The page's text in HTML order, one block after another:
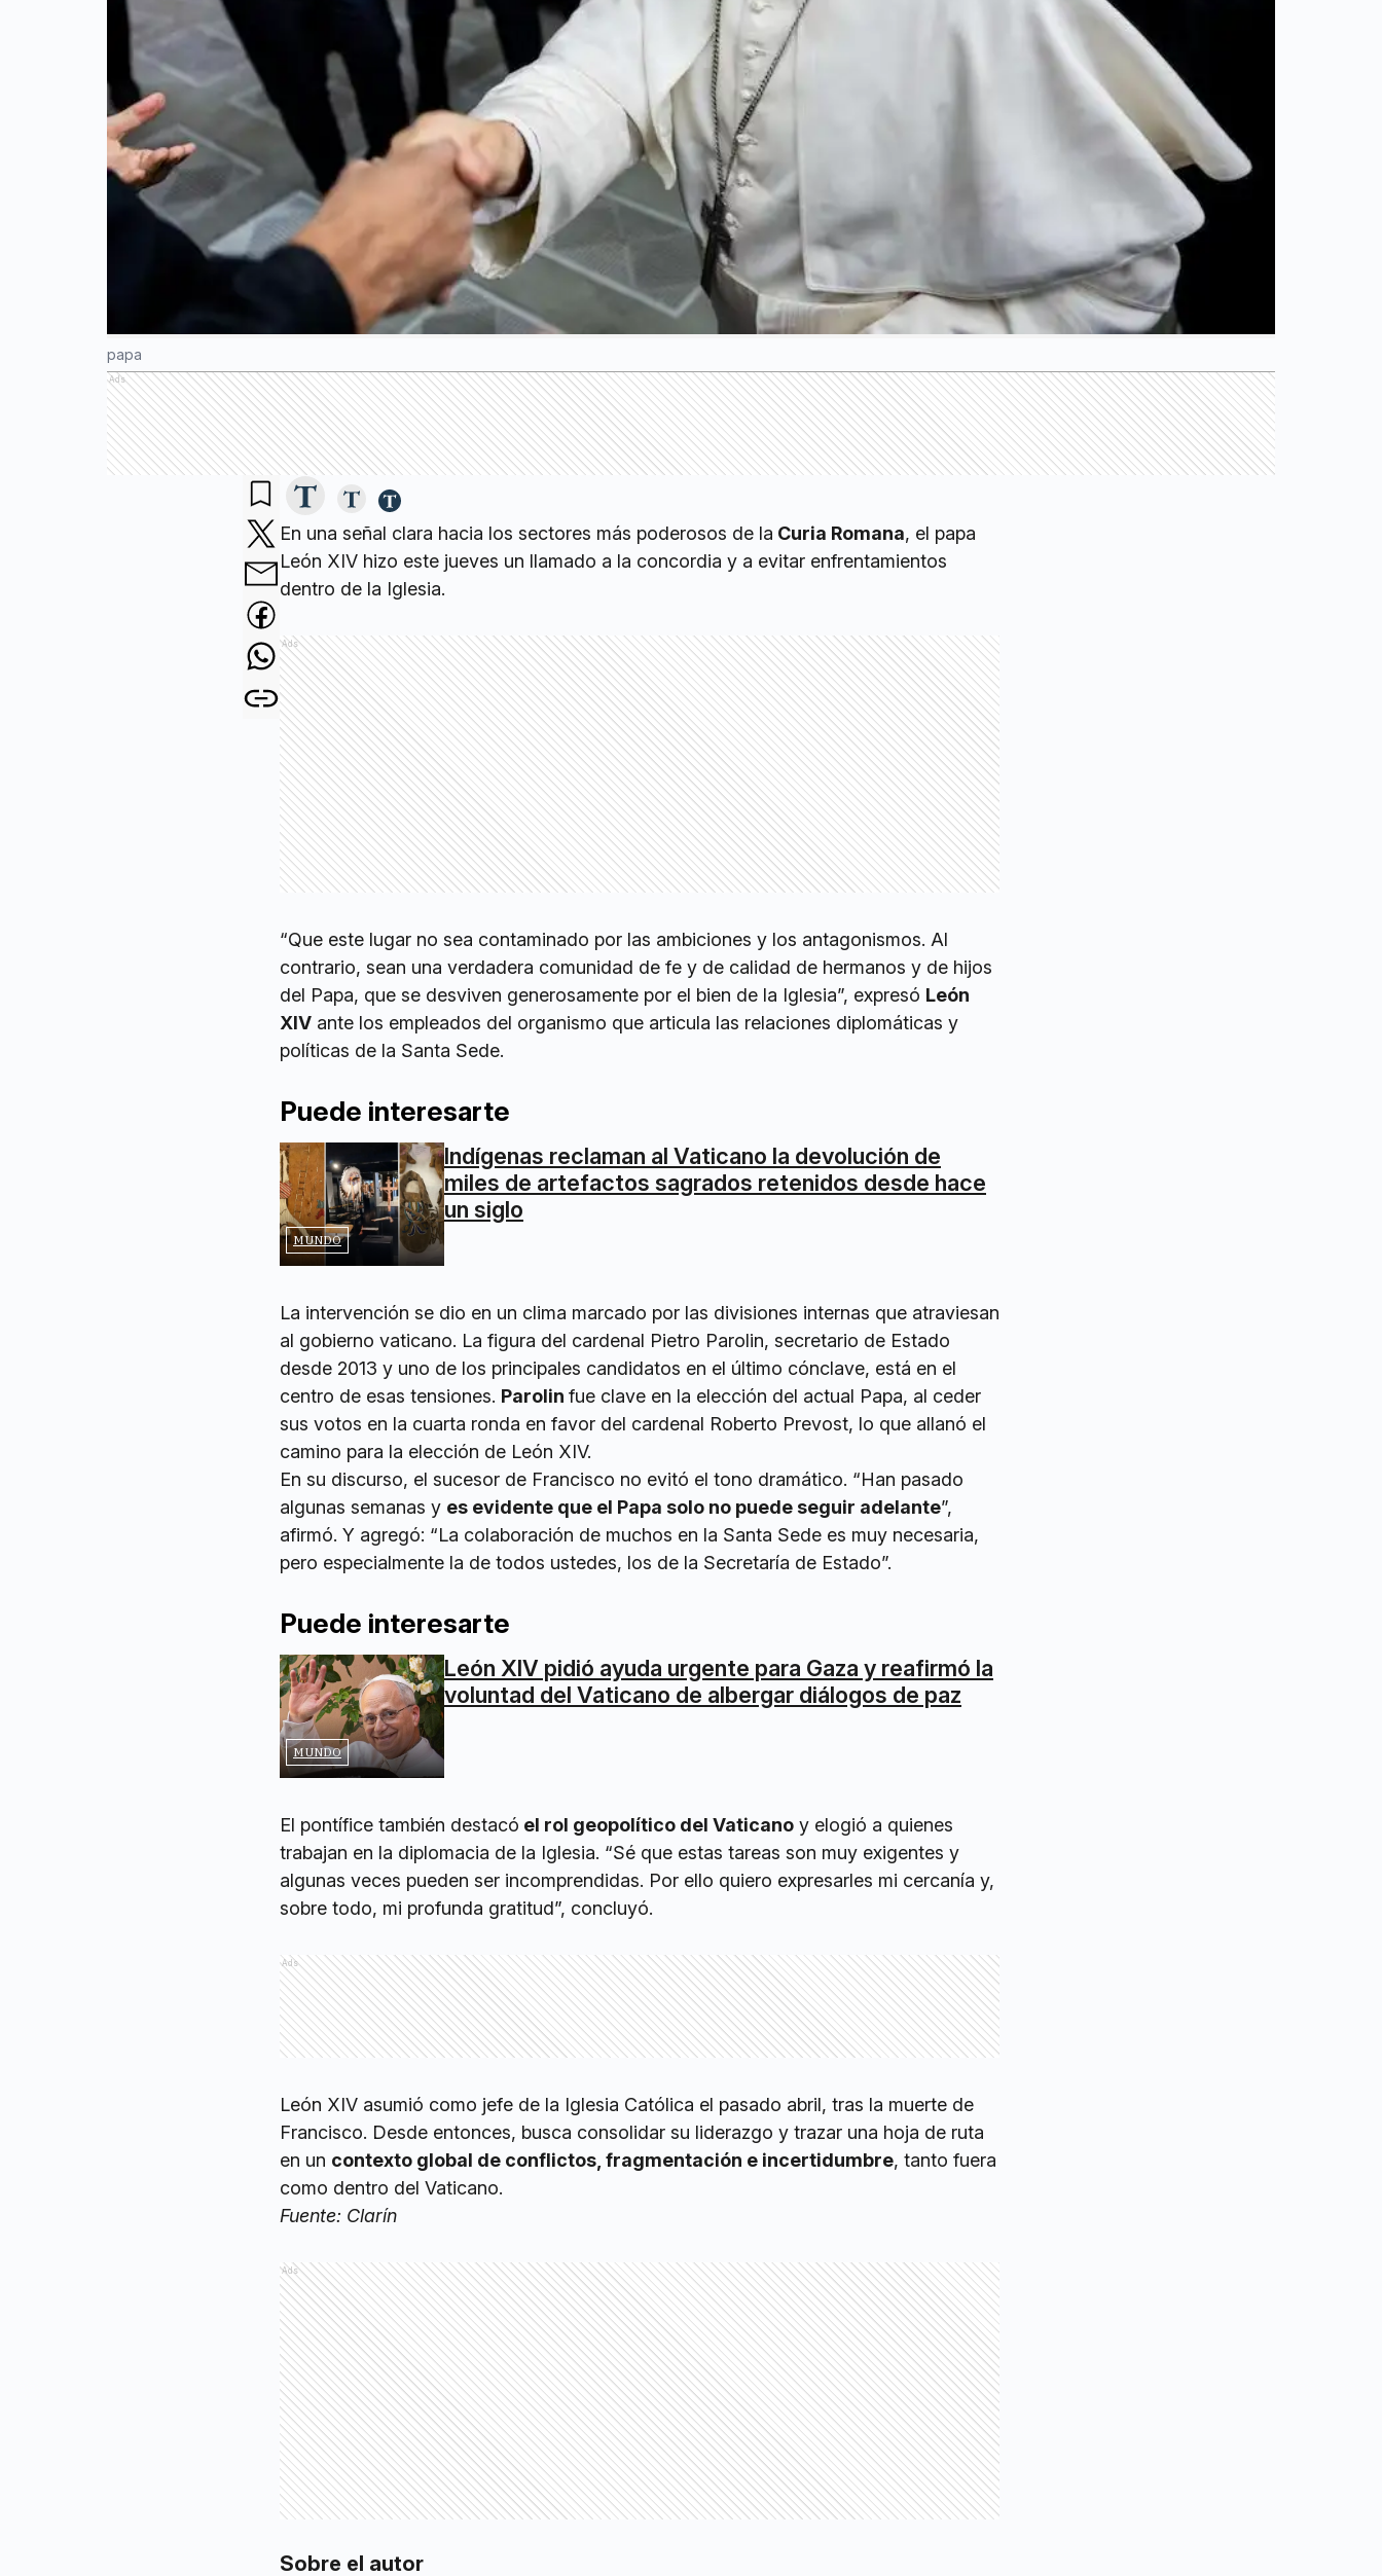
papa
Ads
En una señal clara hacia los sectores más poderosos de la Curia Romana, el papa
León XIV hizo este jueves un llamado a la concordia y a evitar enfrentamientos
dentro de la Iglesia.
Ads
“Que este lugar no sea contaminado por las ambiciones y los antagonismos. Al
contrario, sean una verdadera comunidad de fe y de calidad de hermanos y de hijos
del Papa, que se desviven generosamente por el bien de la Iglesia”, expresó León
XIV ante los empleados del organismo que articula las relaciones diplomáticas y
políticas de la Santa Sede.
Puede interesarte
MUNDO
Indígenas reclaman al Vaticano la devolución de
miles de artefactos sagrados retenidos desde hace
un siglo
La intervención se dio en un clima marcado por las divisiones internas que atraviesan
al gobierno vaticano. La figura del cardenal Pietro Parolin, secretario de Estado
desde 2013 y uno de los principales candidatos en el último cónclave, está en el
centro de esas tensiones. Parolin fue clave en la elección del actual Papa, al ceder
sus votos en la cuarta ronda en favor del cardenal Roberto Prevost, lo que allanó el
camino para la elección de León XIV.
En su discurso, el sucesor de Francisco no evitó el tono dramático. “Han pasado
algunas semanas y es evidente que el Papa solo no puede seguir adelante”,
afirmó. Y agregó: “La colaboración de muchos en la Santa Sede es muy necesaria,
pero especialmente la de todos ustedes, los de la Secretaría de Estado”.
Puede interesarte
MUNDO
León XIV pidió ayuda urgente para Gaza y reafirmó la
voluntad del Vaticano de albergar diálogos de paz
El pontífice también destacó el rol geopolítico del Vaticano y elogió a quienes
trabajan en la diplomacia de la Iglesia. “Sé que estas tareas son muy exigentes y
algunas veces pueden ser incomprendidas. Por ello quiero expresarles mi cercanía y,
sobre todo, mi profunda gratitud”, concluyó.
Ads
León XIV asumió como jefe de la Iglesia Católica el pasado abril, tras la muerte de
Francisco. Desde entonces, busca consolidar su liderazgo y trazar una hoja de ruta
en un contexto global de conflictos, fragmentación e incertidumbre, tanto fuera
como dentro del Vaticano.
Fuente: Clarín
Ads
Sobre el autor